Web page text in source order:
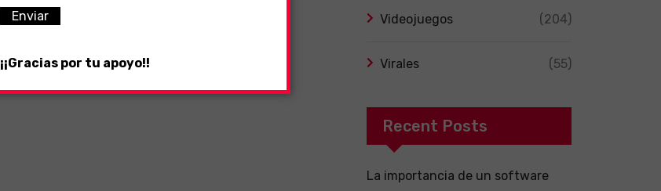
Videojuegos (204)
Virales (55)
Recent Posts
La importancia de un software
¡¡Gracias por tu apoyo!!